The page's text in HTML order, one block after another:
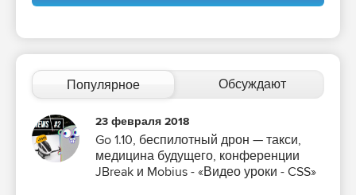
Популярное Обсуждают
23 февраля 2018
Go 1.10, беспилотный дрон — такси,
медицина будущего, конференции
JBreak и Mobius - «Видео уроки - CSS»